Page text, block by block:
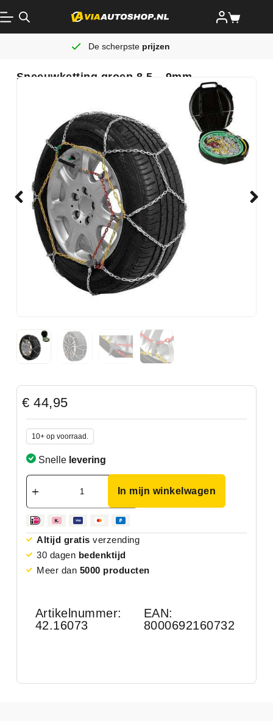
De scherpste prijzen
Sneeuwketting groep 8.5 – 9mm
€ 44,95
10+ op voorraad.
Snelle levering
In mijn winkelwagen
Altijd gratis verzending
30 dagen bedenktijd
Meer dan 5000 producten
Artikelnummer:
42.16073
EAN:
8000692160732